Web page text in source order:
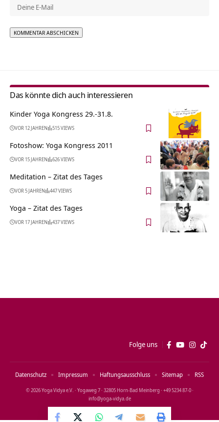
Das könnte dich auch interessieren
Kinder Yoga Kongress 29.-31.8.
VOR 12 JAHREN 515 VIEWS
Fotoshow: Yoga Kongress 2011
VOR 15 JAHREN 626 VIEWS
Meditation – Zitat des Tages
VOR 5 JAHREN 447 VIEWS
Yoga – Zitat des Tages
VOR 17 JAHREN 437 VIEWS
Folge uns
© 2026 Yoga Vidya e.V. · Yogaweg 7 · 32805 Horn‑Bad Meinberg · +49 5234 87‑0 ·
info@yoga‑vidya.de
Datenschutz Impressum Haftungsausschluss Sitemap RSS